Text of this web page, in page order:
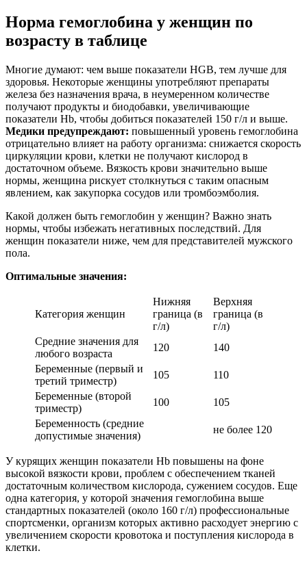
Норма гемоглобина у женщин по
возрасту в таблице
Многие думают: чем выше показатели HGB, тем лучше для
здоровья. Некоторые женщины употребляют препараты
железа без назначения врача, в неумеренном количестве
получают продукты и биодобавки, увеличивающие
показатели Hb, чтобы добиться показателей 150 г/л и выше.
Медики предупреждают: повышенный уровень гемоглобина
отрицательно влияет на работу организма: снижается скорость
циркуляции крови, клетки не получают кислород в
достаточном объеме. Вязкость крови значительно выше
нормы, женщина рискует столкнуться с таким опасным
явлением, как закупорка сосудов или тромбоэмболия.
Какой должен быть гемоглобин у женщин? Важно знать
нормы, чтобы избежать негативных последствий. Для
женщин показатели ниже, чем для представителей мужского
пола.
Оптимальные значения:
Категория женщин
Нижняя
граница (в
г/л)
Верхняя
граница (в
г/л)
Средние значения для
любого возраста
120
140
Беременные (первый и
третий триместр)
105
110
Беременные (второй
триместр)
100
105
Беременность (средние
допустимые значения)
не более 120
У курящих женщин показатели Hb повышены на фоне
высокой вязкости крови, проблем с обеспечением тканей
достаточным количеством кислорода, сужением сосудов. Еще
одна категория, у которой значения гемоглобина выше
стандартных показателей (около 160 г/л) профессиональные
спортсменки, организм которых активно расходует энергию с
увеличением скорости кровотока и поступления кислорода в
клетки.